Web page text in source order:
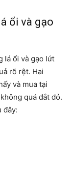
ổi và gạo
lá ổi và gạo lứt
rõ rệt. Hai
và mua tại
quá đắt đỏ.
đây: